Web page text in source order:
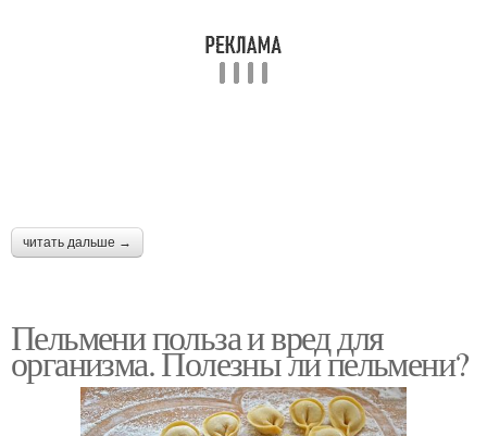
читать дальше →
Пельмени польза и вред для
организма. Полезны ли пельмени?